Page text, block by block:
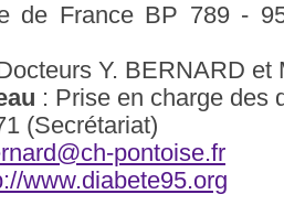
de France BP 789 -
Y. BERNARD et
: Prise en charge des
(Secrétariat)
pontoise.fr
www.diabete95.org